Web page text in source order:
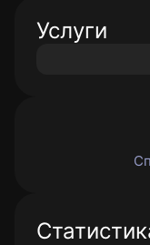
Услуги